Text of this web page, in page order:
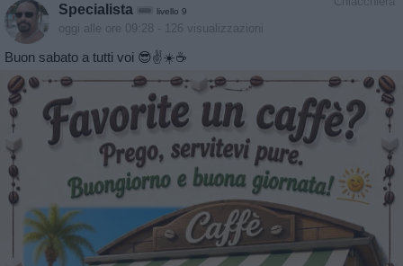
Specialista livello 9
oggi alle ore 09:28 - 126 visualizzazioni
Buon sabato a tutti voi 😎✌️☀️☕️